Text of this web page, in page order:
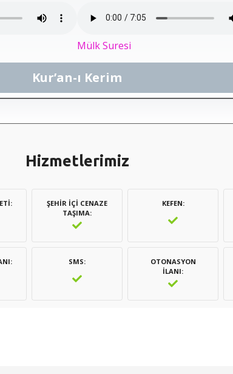
Mülk Suresi
Kur’an-ı Kerim
Hizmetlerimiz
ŞEHIR İÇI CENAZE
TAŞIMA
KEFEN
SMS
OTONASYON
İLANI